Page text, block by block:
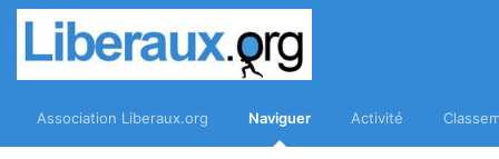
Association Liberaux.org Naviguer Activité